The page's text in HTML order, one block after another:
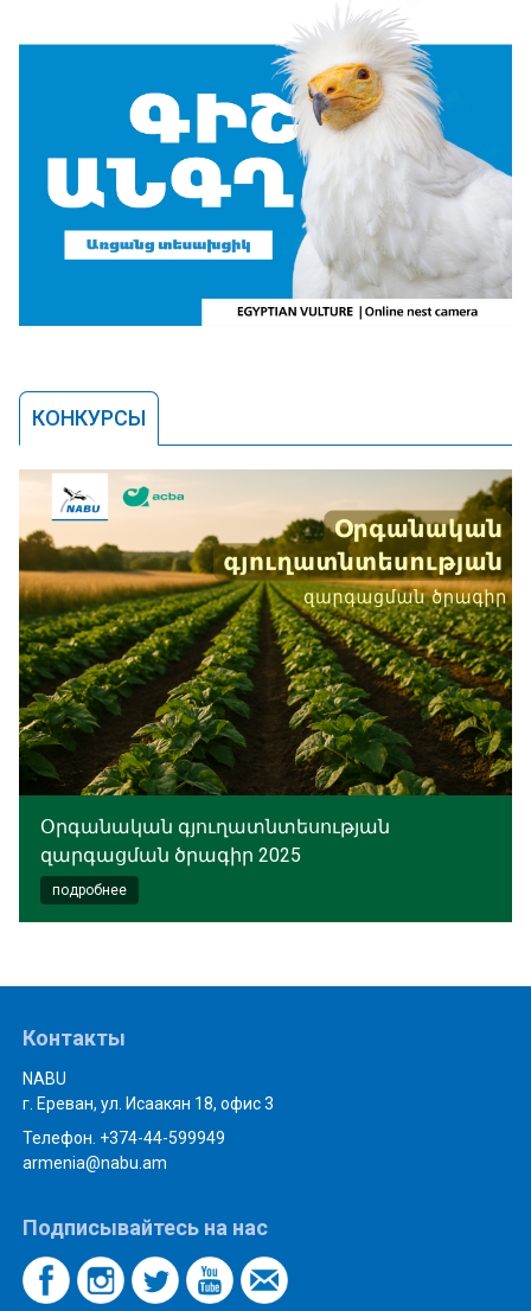
КОНКУРСЫ
Օրգանական գյուղատնտեսության
զարգացման ծրագիր 2025
подробнее
Контакты
NABU
г. Ереван, ул. Исаакян 18, офис 3
Телефон. +374-44-599949
armenia@nabu.am
Подписывайтесь на нас